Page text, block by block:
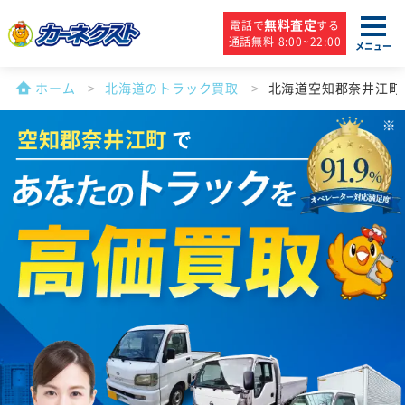
電話で無料査定する
通話無料 8:00~22:00
メニュー
ホーム 北海道のトラック買取 北海道空知郡奈井江
空知郡奈井江町 で